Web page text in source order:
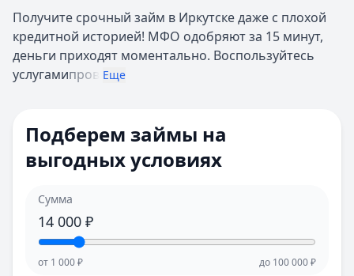
Белгород
Брянск
В
Ижевск
Иркутск
Белгород
Брянск
В
Ижевск
Иркутск
Получите срочный займ в Иркутске даже с плохой
кредитной историей! МФО одобряют за 15 минут,
деньги приходят моментально. Воспользуйтесь
услугамипров Еще
Подберем займы на
выгодных условиях
Сумма
14 000 ₽
от 1 000₽ до 100 000₽